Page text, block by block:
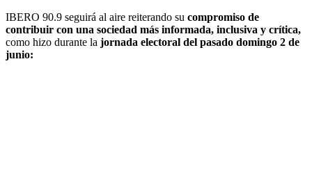
IBERO 90.9 seguirá al aire reiterando su compromiso de
contribuir con una sociedad más informada, inclusiva y crítica,
como hizo durante la jornada electoral del pasado domingo 2 de
junio: